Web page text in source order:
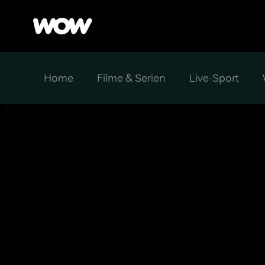
Home Filme & Serien Live-Sport